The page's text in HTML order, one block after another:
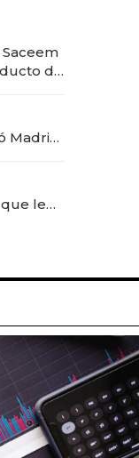
de
Madrid:
le